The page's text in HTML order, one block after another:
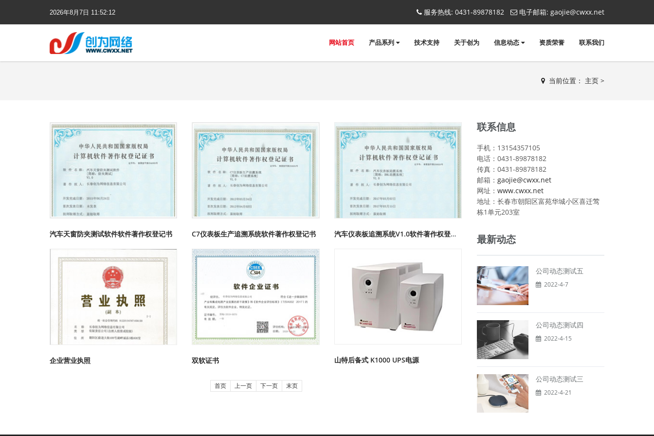
2026年8月 7日 11:52:13 服务热线: 0431-89878182 电子邮箱: gaojie@cwxx.net
网站首页 产品系列 技术支持 关于创为 信息动态 资质荣誉 联系我们
当前位置： 主页 >
汽车天窗防夹测试软件软件著作权登记书 C7仪表板生产追溯系统软件著作权登记书 汽车仪表板追溯系统V1.0软件著作权登记证书
企业营业执照 双软证书 山特后备式 K1000 UPS电源
首页 上一页 下一页 末页
联系信息
手机：13154357105
电话：0431-89878182
传真：0431-89878182
邮箱： gaojie@cwxx.net
网址： www.cwxx.net
地址：长春市朝阳区富苑华城小区喜迁莺
栋1单元203室
最新动态
公司动态测试五
2022-4-7
公司动态测试四
2022-4-15
公司动态测试三
2022-4-21